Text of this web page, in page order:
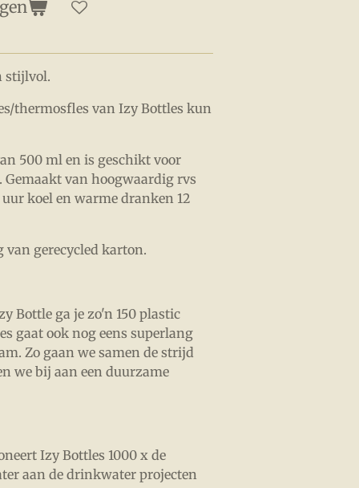
stijlvol.
thermosfles van Izy Bottles kun
500 ml en is geschikt voor
van hoogwaardig rvs
koel en warme dranken 12
gerecycled karton.
Bottle ga je zo'n 150 plastic
gaat ook nog eens superlang
Zo gaan we samen de strijd
we bij aan een duurzame
Izy Bottles 1000 x de
aan de drinkwater projecten